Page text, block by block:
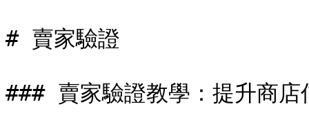
# 賣家驗證
### 賣家驗證教學：提升商店